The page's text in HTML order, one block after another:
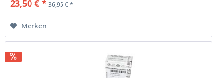
23,50 € * 36,95 € *
Merken